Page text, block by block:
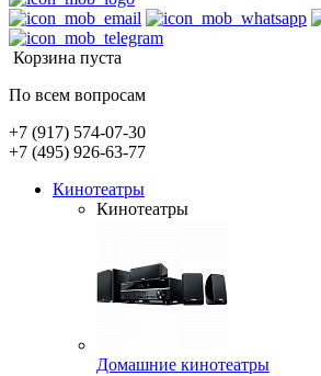
Корзина пуста
По всем вопросам
+7 (917) 574-07-30
+7 (495) 926-63-77
Кинотеатры
Кинотеатры
Домашние кинотеатры